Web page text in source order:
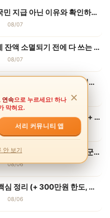
민생지원금 4차 전 국민 지급 아닌 이유와 확인하는 곳
08/07
농식품바우처 월말에 잔액 소멸되기 전에 다 쓰는 결제 방법
08/07
농식품바우처 신청 한눈에 보기 (+ 지원 대상, 청년 확대, 사용처, 구매 제외 품목)
소상공인 전기요금 분할납부 신청 한눈에 보기 (+ 신청 자격, 50% 선납 후 분납, 제출 서류, 자동 취소 사유)
08/07
국민연금 크레딧 3종 완벽 정리 (+ 출산크레딧, 군복무크레딧, 실업크레딧, 2026년 확대)
08/06
주택청약 소득공제 핵심 정리 (+ 300만원 한도, 무주택확인서, 총급여 기준, 중도해지 추징)
08/06
연속으로 누르세요! 하나
막혀요.
✕
서리 커뮤니티 앱
안 보기